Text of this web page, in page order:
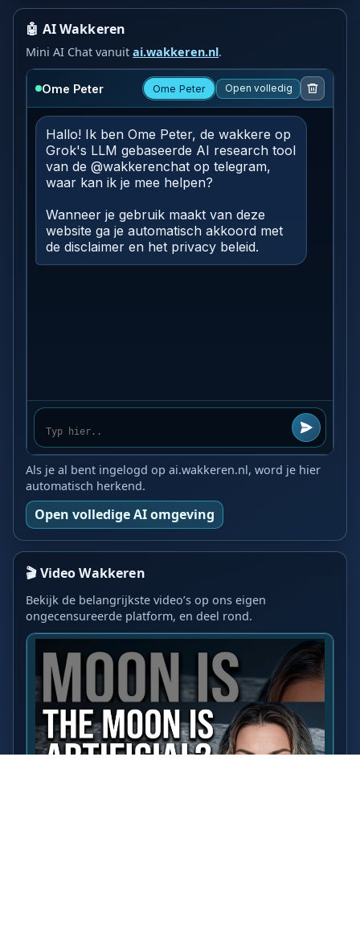
🤖 AI Wakkeren
Mini AI Chat vanuitai.wakkeren.nl.
Als je al bent ingelogd op ai.wakkeren.nl, word je hier
automatisch herkend.
Open volledige AI omgeving
🎬 Video Wakkeren
Bekijk de belangrijkste video’s op ons eigen
ongecensureerde platform, en deel rond.